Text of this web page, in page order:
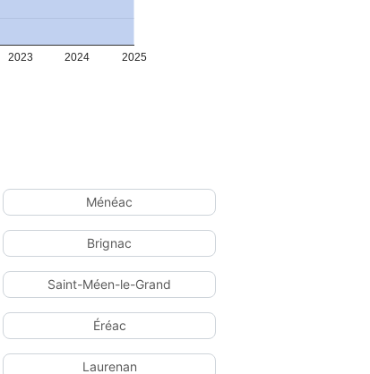
2023 2024 2025
Ménéac
Brignac
Saint-Méen-le-Grand
Éréac
Laurenan